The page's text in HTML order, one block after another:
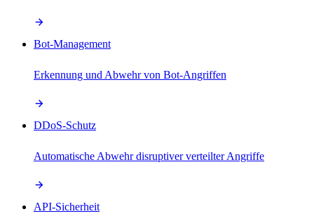
Bot-Management
Erkennung und Abwehr von Bot-Angriffen
DDoS-Schutz
Automatische Abwehr disruptiver verteilter Angriffe
API-Sicherheit